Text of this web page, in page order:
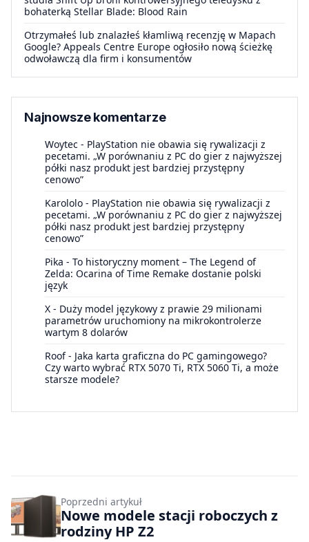
bohaterką Stellar Blade: Blood Rain
Otrzymałeś lub znalazłeś kłamliwą recenzję w Mapach
Google? Appeals Centre Europe ogłosiło nową ścieżkę
odwoławczą dla firm i konsumentów
Najnowsze komentarze
Woytec - PlayStation nie obawia się rywalizacji z
pecetami. „W porównaniu z PC do gier z najwyższej
półki nasz produkt jest bardziej przystępny
cenowo”
Karololo - PlayStation nie obawia się rywalizacji z
pecetami. „W porównaniu z PC do gier z najwyższej
półki nasz produkt jest bardziej przystępny
cenowo”
Pika - To historyczny moment – The Legend of
Zelda: Ocarina of Time Remake dostanie polski
język
X - Duży model językowy z prawie 29 milionami
parametrów uruchomiony na mikrokontrolerze
wartym 8 dolarów
Roof- Jaka karta graficzna do PC gamingowego?
Czy warto wybrać RTX 5070 Ti, RTX 5060 Ti, a może
starsze modele?
Poprzedni artykuł
Nowe modele stacji roboczych z
rodziny HP Z2